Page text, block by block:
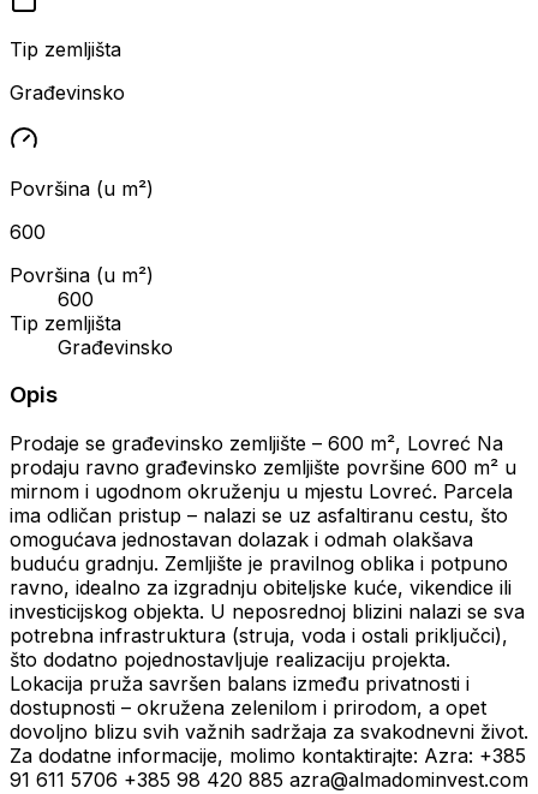
Tip zemljišta
Građevinsko
Površina (u m²)
600
Površina (u m²)
600
Tip zemljišta
Građevinsko
Opis
Prodaje se građevinsko zemljište – 600 m², Lovreć Na
prodaju ravno građevinsko zemljište površine 600 m² u
mirnom i ugodnom okruženju u mjestu Lovreć. Parcela
ima odličan pristup – nalazi se uz asfaltiranu cestu, što
omogućava jednostavan dolazak i odmah olakšava
buduću gradnju. Zemljište je pravilnog oblika i potpuno
ravno, idealno za izgradnju obiteljske kuće, vikendice ili
investicijskog objekta. U neposrednoj blizini nalazi se sva
potrebna infrastruktura (struja, voda i ostali priključci),
što dodatno pojednostavljuje realizaciju projekta.
Lokacija pruža savršen balans između privatnosti i
dostupnosti – okružena zelenilom i prirodom, a opet
dovoljno blizu svih važnih sadržaja za svakodnevni život.
Za dodatne informacije, molimo kontaktirajte: Azra: +385
91 611 5706 +385 98 420 885 azra@almadominvest.com